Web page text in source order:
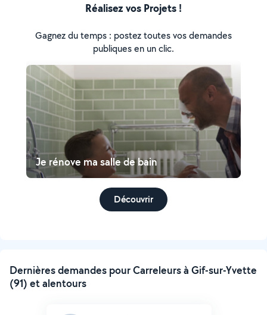
Réalisez vos Projets !
Gagnez du temps : postez toutes vos demandes
publiques en un clic.
Je rénove ma salle de bain
Découvrir
Dernières demandes pour Carreleurs à Gif-sur-Yvette
(91) et alentours